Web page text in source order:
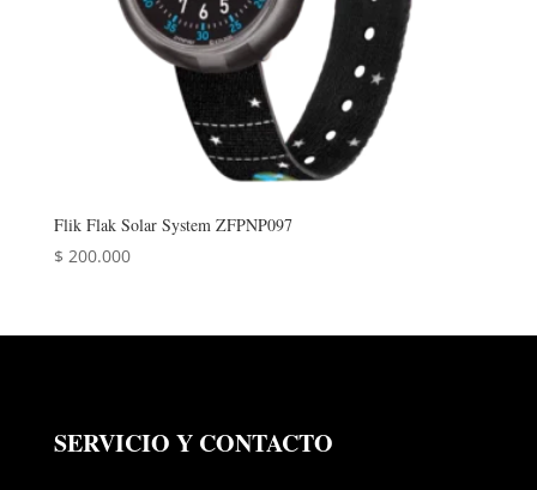
Flik Flak Solar System ZFPNP097
$ 200.000
SERVICIO Y CONTACTO